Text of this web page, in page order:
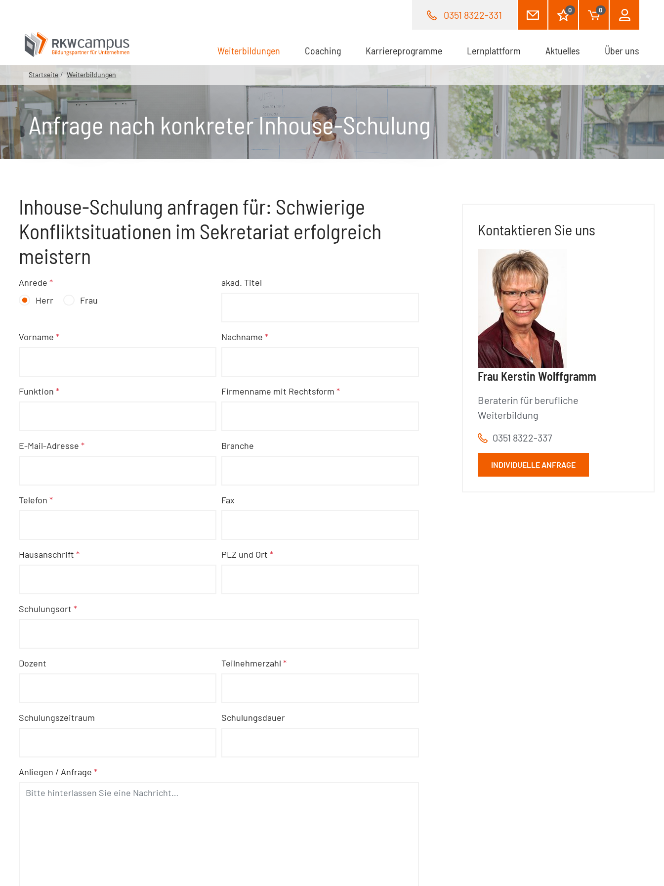
0351 8322-331 0 0
Weiterbildungen (aktuell)Coaching Karriereprogramme Lernplattform Aktuelles Über uns
Startseite Weiterbildungen
Anfrage nach konkreter Inhouse-Schulung
Inhouse-Schulung anfragen für: Schwierige
Konfliktsituationen im Sekretariat erfolgreich
meistern
Anrede*
Herr
Frau
akad. Titel
Vorname* Nachname *
Funktion* Firmenname mit Rechtsform *
E-Mail-Adresse* Branche
Telefon* Fax
Hausanschrift* PLZ und Ort *
Schulungsort*
Dozent Teilnehmerzahl *
Schulungszeitraum Schulungsdauer
Anliegen / Anfrage*
Kontaktieren Sie uns
Frau Kerstin Wolffgramm
Beraterin für berufliche
Weiterbildung
0351 8322-337
INDIVIDUELLE ANFRAGE